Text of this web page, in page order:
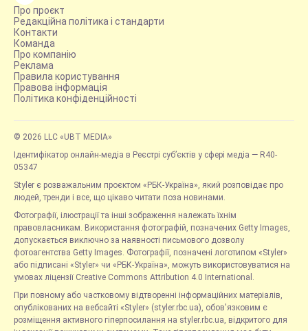
Про проєкт
Редакційна політика і стандарти
Контакти
Команда
Про компанію
Реклама
Правила користування
Правова інформація
Політика конфіденційності
© 2026 LLC «UBT MEDIA»
Ідентифікатор онлайн-медіа в Реєстрі суб’єктів у сфері медіа — R40-
05347
Styler є розважальним проєктом «РБК-Україна», який розповідає про
людей, тренди і все, що цікаво читати поза новинами.
Фотографії, ілюстрації та інші зображення належать їхнім
правовласникам. Використання фотографій, позначених Getty Images,
допускається виключно за наявності письмового дозволу
фотоагентства Getty Images. Фотографії, позначені логотипом «Styler»
або підписані «Styler» чи «РБК-Україна», можуть використовуватися на
умовах ліцензії Creative Commons Attribution 4.0 International.
При повному або частковому відтворенні інформаційних матеріалів,
опублікованих на вебсайті «Styler» (styler.rbc.ua), обов'язковим є
розміщення активного гіперпосилання на styler.rbc.ua, відкритого для